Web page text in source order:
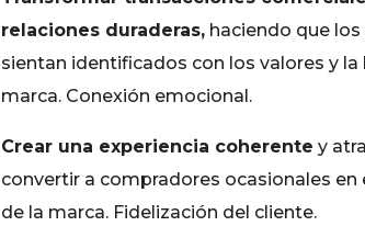
relaciones duraderas,haciendo que los
sientan identificados con los valores y la
marca. Conexión emocional.
Crear una experiencia coherente y
convertir a compradores ocasionales en
de la marca. Fidelización del cliente.